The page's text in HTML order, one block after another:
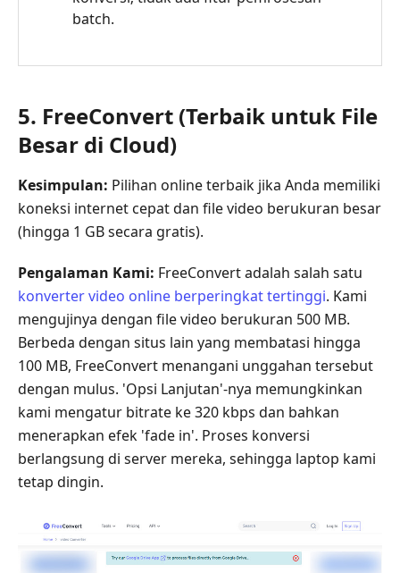
batch.
5. FreeConvert (Terbaik untuk File
Besar di Cloud)
Kesimpulan: Pilihan online terbaik jika Anda memiliki
koneksi internet cepat dan file video berukuran besar
(hingga 1 GB secara gratis).
Pengalaman Kami: FreeConvert adalah salah satu
konverter video online berperingkat tertinggi. Kami
mengujinya dengan file video berukuran 500 MB.
Berbeda dengan situs lain yang membatasi hingga
100 MB, FreeConvert menangani unggahan tersebut
dengan mulus. 'Opsi Lanjutan'-nya memungkinkan
kami mengatur bitrate ke 320 kbps dan bahkan
menerapkan efek 'fade in'. Proses konversi
berlangsung di server mereka, sehingga laptop kami
tetap dingin.